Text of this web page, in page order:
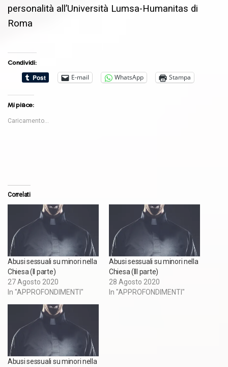
personalità all’Università Lumsa-Humanitas di
Roma
Condividi:
E-mail
WhatsApp Stampa
Mi piace:
Caricamento...
Correlati
Abusi sessuali su minori nella
Chiesa (II parte)
27 Agosto 2020
In "APPROFONDIMENTI"
Abusi sessuali su minori nella
Chiesa (III parte)
28 Agosto 2020
In "APPROFONDIMENTI"
Abusi sessuali su minori nella